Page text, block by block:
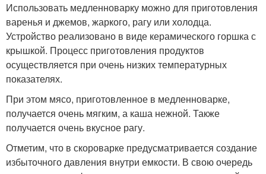
Использовать медленноварку можно для приготовления
варенья и джемов, жаркого, рагу или холодца.
Устройство реализовано в виде керамического горшка с
крышкой. Процесс приготовления продуктов
осуществляется при очень низких температурных
показателях.
При этом мясо, приготовленное в медленноварке,
получается очень мягким, а каша нежной. Также
получается очень вкусное рагу.
Отметим, что в скороварке предусматривается создание
избыточного давления внутри емкости. В свою очередь